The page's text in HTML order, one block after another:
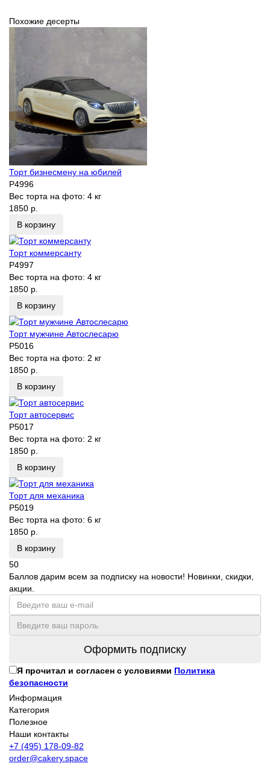
Похожие десерты
Торт бизнесмену на юбилей
P4996
Вес торта на фото: 4 кг
1850 р.
В корзину
Торт коммерсанту
P4997
Вес торта на фото: 4 кг
1850 р.
В корзину
Торт мужчине Автослесарю
P5016
Вес торта на фото: 2 кг
1850 р.
В корзину
Торт автосервис
P5017
Вес торта на фото: 2 кг
1850 р.
В корзину
Торт для механика
P5019
Вес торта на фото: 6 кг
1850 р.
В корзину
50
Баллов дарим всем за подписку на новости! Новинки, скидки,
акции.
Оформить подписку
Я прочитал и согласен с условиями Политика
безопасности
Информация
Категория
Полезное
Наши контакты
+7 (495) 178-09-82
order@cakery.space